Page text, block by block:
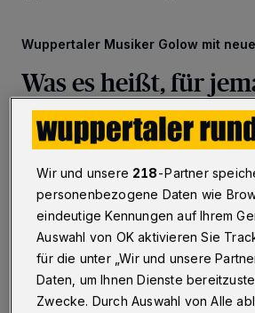
Wuppertaler Musiker Golow mit
Was es heißt, für
„DA“ zu sein
Golow aus Wuppertal drückt mit
„DA“ Dankbarkeit für einen
seinem Leben aus und macht auf
Depression aufmerksam.
21.09.2022 , 13:00 Uhr Eine Minute
Wir und unsere 218-Partner
personenbezogene Daten wie
eindeutige Kennungen auf Ihrem
Auswahl von OK aktivieren Sie
für die unter „Wir und unsere
Daten, um Ihnen Dienste
Zwecke. Durch Auswahl von Alle